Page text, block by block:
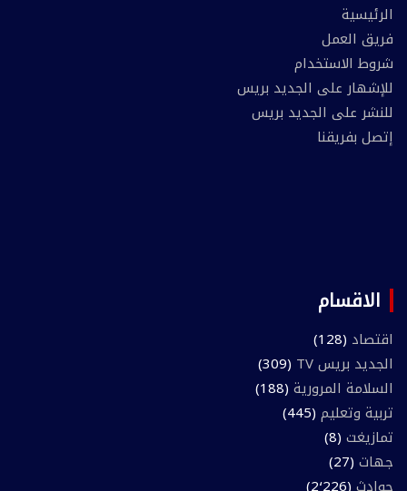
الرئيسية
فريق العمل
شروط الاستخدام
للإشهار على الجديد بريس
للنشر على الجديد بريس
إتصل بفريقنا
الاقسام
اقتصاد (128)
الجديد بريس TV
(309)
السلامة المرورية (188)
تربية وتعليم (445)
تمازيغت (8)
جهات (27)